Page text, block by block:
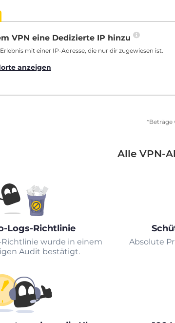
VPN eine Dedizierte IP hinzu
mit einer IP-Adresse, die nur dir zugewiesen ist.
anzeigen
*Beträge
Alle VPN-
Logs-Richtlinie
Richtlinie wurde in einem
Audit bestätigt.
Absolute